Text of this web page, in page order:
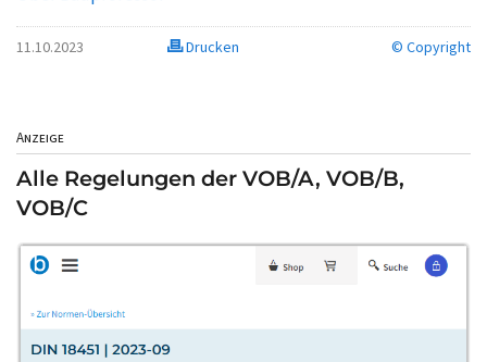
11.10.2023 Drucken © Copyright
Anzeige
Alle Regelungen der VOB/A, VOB/B,
VOB/C